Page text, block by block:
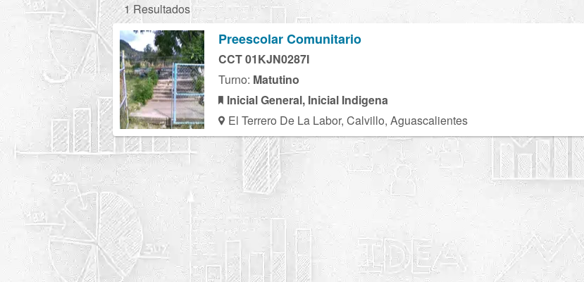
1 Resultados
Preescolar Comunitario
CCT 01KJN0287I
Turno: Matutino
Inicial General, Inicial Indigena
El Terrero De La Labor, Calvillo, Aguascalientes